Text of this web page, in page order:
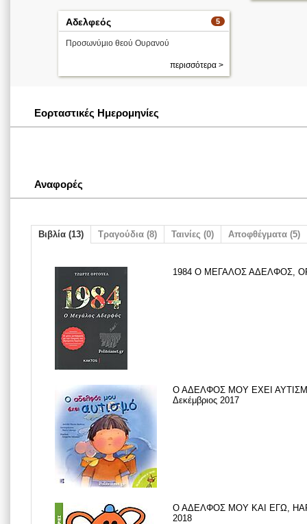
5
Αδελφεός
Προσωνύμιο θεού Ουρανού
περισσότερα >
Εορταστικές Ημερομηνίες
Αναφορές
Βιβλία (13) Τραγούδια (8) Ταινίες (0) Αποφθέγματα (5)
1984 Ο ΜΕΓΑΛΟΣ ΑΔΕΛΦΟΣ,
Ο ΑΔΕΛΦΟΣ ΜΟΥ ΕΧΕΙ
Δεκέμβριος 2017
Ο ΑΔΕΛΦΟΣ ΜΟΥ ΚΑΙ ΕΓΩ,
2018